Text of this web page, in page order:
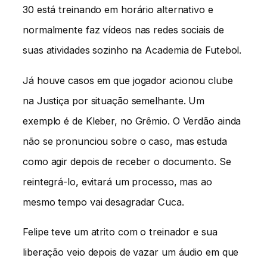
30 está treinando em horário alternativo e
normalmente faz vídeos nas redes sociais de
suas atividades sozinho na Academia de Futebol.
Já houve casos em que jogador acionou clube
na Justiça por situação semelhante. Um
exemplo é de Kleber, no Grêmio. O Verdão ainda
não se pronunciou sobre o caso, mas estuda
como agir depois de receber o documento. Se
reintegrá-lo, evitará um processo, mas ao
mesmo tempo vai desagradar Cuca.
Felipe teve um atrito com o treinador e sua
liberação veio depois de vazar um áudio em que